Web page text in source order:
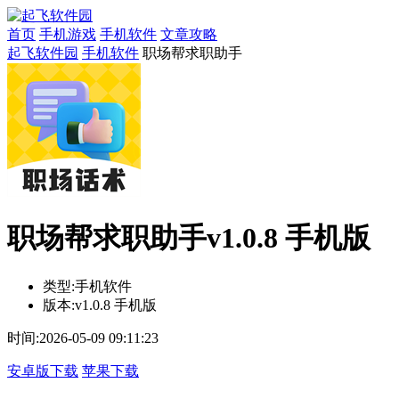
首页 手机游戏 手机软件 文章攻略
起飞软件园 手机软件 职场帮求职助手
职场帮求职助手v1.0.8 手机版
类型:手机软件
版本:v1.0.8 手机版
时间:2026-05-09 09:11:23
安卓版下载 苹果下载